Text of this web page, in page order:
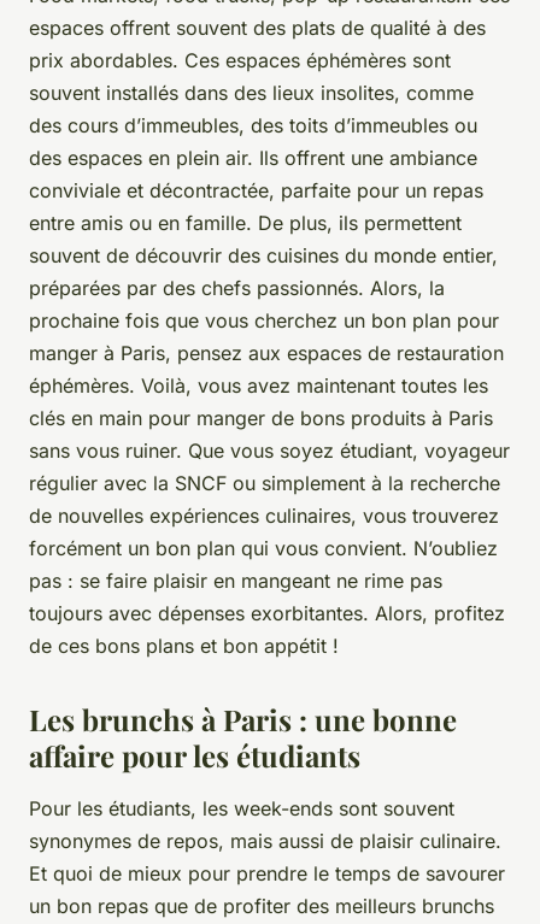
espaces offrent souvent des plats de qualité à des
prix abordables. Ces espaces éphémères sont
souvent installés dans des lieux insolites, comme
des cours d’immeubles, des toits d’immeubles ou
des espaces en plein air. Ils offrent une ambiance
conviviale et décontractée, parfaite pour un repas
entre amis ou en famille. De plus, ils permettent
souvent de découvrir des cuisines du monde entier,
préparées par des chefs passionnés. Alors, la
prochaine fois que vous cherchez un bon plan pour
manger à Paris, pensez aux espaces de restauration
éphémères. Voilà, vous avez maintenant toutes les
clés en main pour manger de bons produits à Paris
sans vous ruiner. Que vous soyez étudiant, voyageur
régulier avec la SNCF ou simplement à la recherche
de nouvelles expériences culinaires, vous trouverez
forcément un bon plan qui vous convient. N’oubliez
pas : se faire plaisir en mangeant ne rime pas
toujours avec dépenses exorbitantes. Alors, profitez
de ces bons plans et bon appétit !
Les brunchs à Paris : une bonne
affaire pour les étudiants
Pour les étudiants, les week-ends sont souvent
synonymes de repos, mais aussi de plaisir culinaire.
Et quoi de mieux pour prendre le temps de savourer
un bon repas que de profiter des meilleurs brunchs